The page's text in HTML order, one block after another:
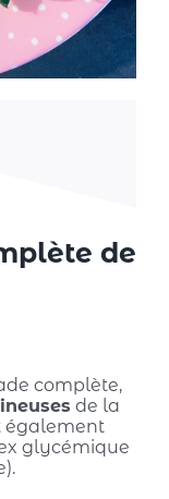
de
complète,
de la
également
glycémique